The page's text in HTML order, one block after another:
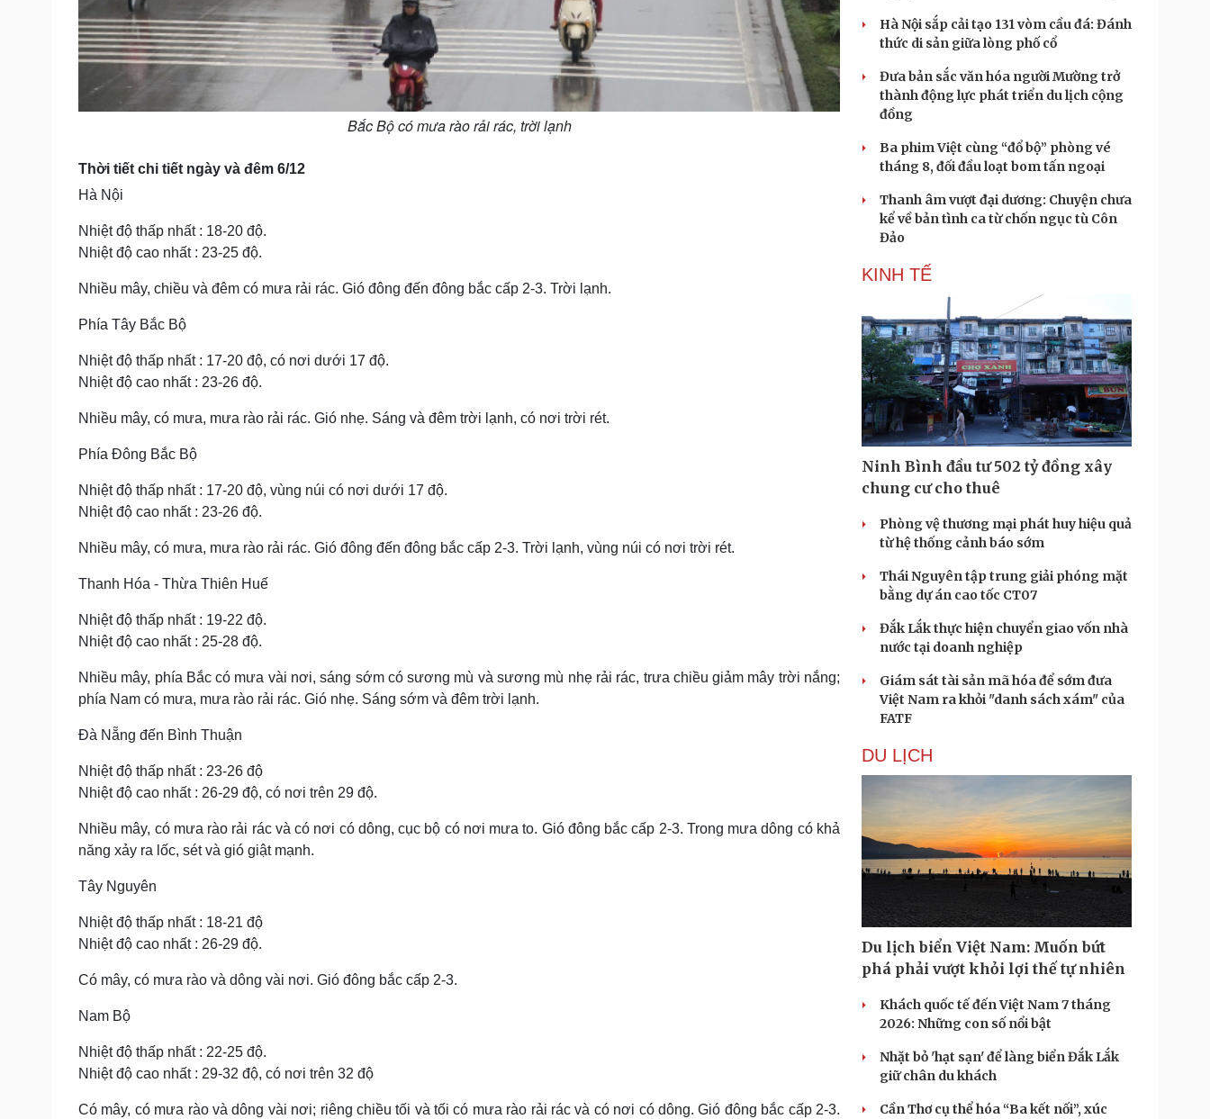
Bắc Bộ có mưa rào rải rác, trời lạnh
Thời tiết chi tiết ngày và đêm 6/12
Hà Nội
Nhiệt độ thấp nhất : 18-20 độ.
Nhiệt độ cao nhất : 23-25 độ.
Nhiều mây, chiều và đêm có mưa rải rác. Gió đông đến đông bắc cấp 2-3. Trời lạnh.
Phía Tây Bắc Bộ
Nhiệt độ thấp nhất : 17-20 độ, có nơi dưới 17 độ.
Nhiệt độ cao nhất : 23-26 độ.
Nhiều mây, có mưa, mưa rào rải rác. Gió nhẹ. Sáng và đêm trời lạnh, có nơi trời rét.
Phía Đông Bắc Bộ
Nhiệt độ thấp nhất : 17-20 độ, vùng núi có nơi dưới 17 độ.
Nhiệt độ cao nhất : 23-26 độ.
Nhiều mây, có mưa, mưa rào rải rác. Gió đông đến đông bắc cấp 2-3. Trời lạnh, vùng núi có nơi trời rét.
Thanh Hóa - Thừa Thiên Huế
Nhiệt độ thấp nhất : 19-22 độ.
Nhiệt độ cao nhất : 25-28 độ.
Nhiều mây, phía Bắc có mưa vài nơi, sáng sớm có sương mù và sương mù nhẹ rải rác, trưa chiều giảm mây trời nắng;
phía Nam có mưa, mưa rào rải rác. Gió nhẹ. Sáng sớm và đêm trời lạnh.
Đà Nẵng đến Bình Thuận
Nhiệt độ thấp nhất : 23-26 độ
Nhiệt độ cao nhất : 26-29 độ, có nơi trên 29 độ.
Nhiều mây, có mưa rào rải rác và có nơi có dông, cục bộ có nơi mưa to. Gió đông bắc cấp 2-3. Trong mưa dông có khả
năng xảy ra lốc, sét và gió giật mạnh.
Tây Nguyên
Nhiệt độ thấp nhất : 18-21 độ
Nhiệt độ cao nhất : 26-29 độ.
Có mây, có mưa rào và dông vài nơi. Gió đông bắc cấp 2-3.
Nam Bộ
Nhiệt độ thấp nhất : 22-25 độ.
Nhiệt độ cao nhất : 29-32 độ, có nơi trên 32 độ
Có mây, có mưa rào và dông vài nơi; riêng chiều tối và tối có mưa rào rải rác và có nơi có dông. Gió đông bắc cấp 2-3.
Hà Nội sắp cải tạo 131 vòm cầu đá: Đánh
thức di sản giữa lòng phố cổ
Đưa bản sắc văn hóa người Mường trở
thành động lực phát triển du lịch cộng
đồng
Ba phim Việt cùng “đổ bộ” phòng vé
tháng 8, đối đầu loạt bom tấn ngoại
Thanh âm vượt đại dương: Chuyện chưa
kể về bản tình ca từ chốn ngục tù Côn
Đảo
KINH TẾ
Ninh Bình đầu tư 502 tỷ đồng xây
chung cư cho thuê
Phòng vệ thương mại phát huy hiệu quả
từ hệ thống cảnh báo sớm
Thái Nguyên tập trung giải phóng mặt
bằng dự án cao tốc CT07
Đắk Lắk thực hiện chuyển giao vốn nhà
nước tại doanh nghiệp
Giám sát tài sản mã hóa để sớm đưa
Việt Nam ra khỏi "danh sách xám" của
FATF
DU LỊCH
Du lịch biển Việt Nam: Muốn bứt
phá phải vượt khỏi lợi thế tự nhiên
Khách quốc tế đến Việt Nam 7 tháng
2026: Những con số nổi bật
Nhặt bỏ 'hạt sạn' để làng biển Đắk Lắk
giữ chân du khách
Cần Thơ cụ thể hóa “Ba kết nối”, xúc